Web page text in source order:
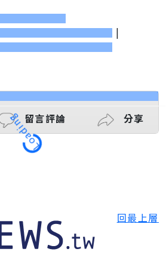
|
留言評論 分享
回最上層